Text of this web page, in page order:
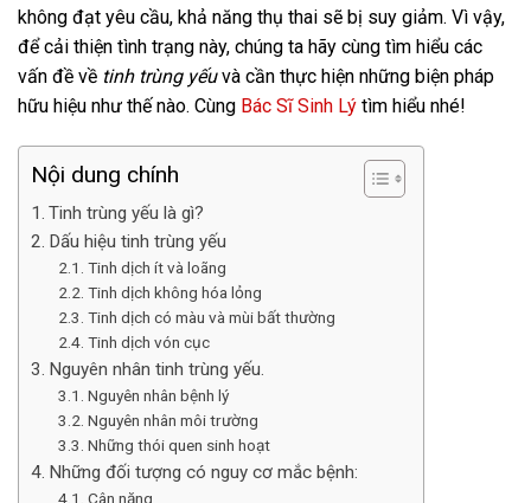
không đạt yêu cầu, khả năng thụ thai sẽ bị suy giảm. Vì vậy,
để cải thiện tình trạng này, chúng ta hãy cùng tìm hiểu các
vấn đề về tinh trùng yếuvà cần thực hiện những biện pháp
hữu hiệu như thế nào. Cùng Bác Sĩ Sinh Lý tìm hiểu nhé!
Nội dung chính
Tinh trùng yếu là gì?
Dấu hiệu tinh trùng yếu
Tinh dịch ít và loãng
Tinh dịch không hóa lỏng
Tinh dịch có màu và mùi bất thường
Tinh dịch vón cục
Nguyên nhân tinh trùng yếu.
Nguyên nhân bệnh lý
Nguyên nhân môi trường
Những thói quen sinh hoạt
Những đối tượng có nguy cơ mắc bệnh:
Cân nặng